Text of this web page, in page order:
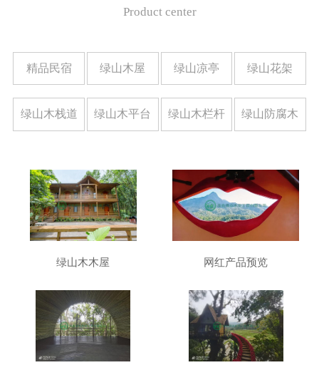
Product center
精品民宿 绿山木屋 绿山凉亭 绿山花架
绿山木栈道 绿山木平台 绿山木栏杆 绿山防腐木
绿山木木屋 网红产品预览